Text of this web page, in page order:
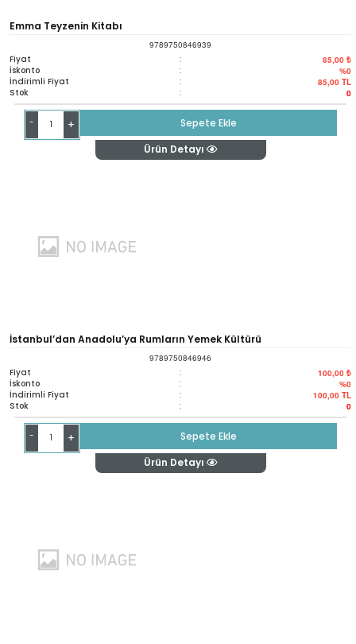
Emma Teyzenin Kitabı
9789750846939
Fiyat : 85,00 ₺
İskonto : %0
İndirimli Fiyat : 85,00 TL
Stok : 0
- +
Sepete Ekle
Ürün Detayı
İstanbul’dan Anadolu’ya Rumların Yemek Kültürü
9789750846946
Fiyat : 100,00 ₺
İskonto : %0
İndirimli Fiyat : 100,00 TL
Stok : 0
- +
Sepete Ekle
Ürün Detayı